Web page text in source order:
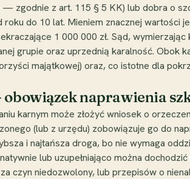
zgodnie z art. 115 § 5 KK) lub dobra o
do 10 lat. Mieniem znacznej wartości
1 000 000 zł. Sąd,
grupie oraz uprzednią karalność. Obok
majątkowej) oraz, co istotne dla
naprawienia
karnym może złożyć wniosek o
(lub z urzędu) zobowiązuje go do
i najtańsza droga, bo nie wymaga
lub uzupełniająco można
niedozwolony, lub przepisów o